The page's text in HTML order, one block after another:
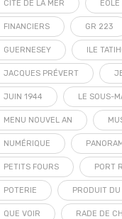
CITÉ DE LA MER EOLE
FINANCIERS GR 223
GUERNESEY ILE
JACQUES PRÉVERT
JUIN 1944 LE SOUS-
MENU NOUVEL AN
NUMÉRIQUE
PETITS FOURS PORT
POTERIE PRODUIT
QUE VOIR RADE DE